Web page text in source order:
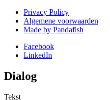
Privacy Policy
Algemene voorwaarden
Made by Pandafish
Facebook
LinkedIn
Dialog
Tekst